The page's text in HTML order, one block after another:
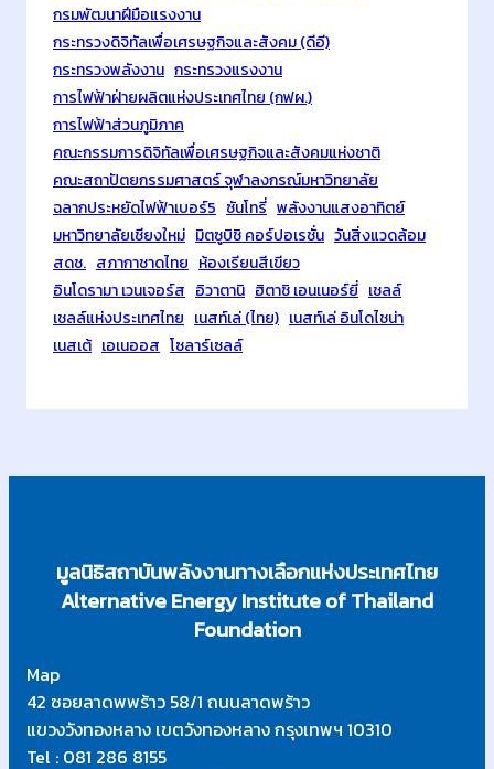
ร้
า
ง
ว
า
ม
ไ
ด้
เ
ป
รี
ร
ขั
น
ด้
น
ดิ
กรมพัฒนาฝีมือแรงงาน
กระทรวงดิจิทัลเพื่อเศรษฐกิจและสังคม (ดีอี)
กระทรวงพลังงาน กระทรวงแรงงาน
การไฟฟ้าฝ่ายผลิตแห่งประเทศไทย (กฟผ.)
การไฟฟ้าส่วนภูมิภาค
คณะกรรมการดิจิทัลเพื่อเศรษฐกิจและสังคมแห่งชาติ
คณะสถาปัตยกรรมศาสตร์ จุฬาลงกรณ์มหาวิทยาลัย
ฉลากประหยัดไฟฟ้าเบอร์5 ซันโทรี่ พลังงานแสงอาทิตย์
มหาวิทยาลัยเชียงใหม่ มิตซูบิชิ คอร์ปอเรชั่น วันสิ่งแวดล้อม
สดช. สภากาชาดไทย ห้องเรียนสีเขียว
อินโดรามา เวนเจอร์ส อิวาตานิ ฮิตาชิ เอนเนอร์ยี่ เชลล์
เชลล์แห่งประเทศไทย เนสท์เล่ (ไทย) เนสท์เล่ อินโดไชน่า
เนสเต้ เอเนออส โซลาร์เซลล์
มูลนิธิสถาบันพลังงานทางเลือกแห่งประเทศไทย
Alternative Energy Institute of Thailand
Foundation
Map
42 ซอยลาดพพร้าว 58/1 ถนนลาดพร้าว
แขวงวังทองหลาง เขตวังทองหลาง กรุงเทพฯ 10310
Tel : 081 286 8155